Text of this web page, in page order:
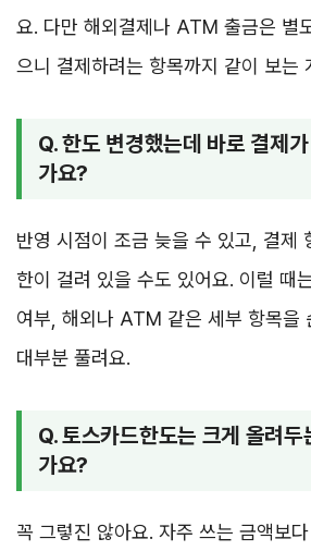
요. 다만 해외결제나 ATM 출금은 별
으니 결제하려는 항목까지 같이 보는
Q. 한도 변경했는데 바로 결제
가요?
반영 시점이 조금 늦을 수 있고, 결제
한이 걸려 있을 수도 있어요. 이럴 때
여부, 해외나 ATM 같은 세부 항목을
대부분 풀려요.
Q. 토스카드한도는 크게 올려
가요?
꼭 그렇진 않아요. 자주 쓰는 금액보